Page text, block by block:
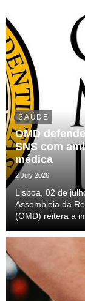
SAÚDE
OMD
SNS com
médica
2 July 2026
Lisboa, 02 de
Assembleia da
(OMD) reitera a
de um diploma